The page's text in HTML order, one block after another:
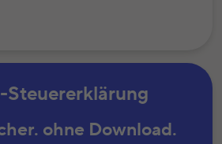
Steuererklärung
ohne Download.